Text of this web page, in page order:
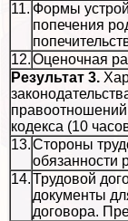
11. Формы
попечения
12.Оценочная
Результат 3.
правоотношений
кодекса (10
13.Стороны
обязанности
14.Трудовой
документы
договора.